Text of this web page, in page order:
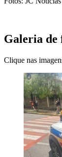
Galeria de
Clique nas